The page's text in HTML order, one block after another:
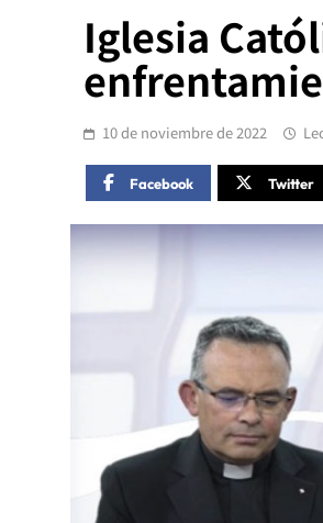
Iglesia
10 de noviembre de 2022
Facebook Twitter